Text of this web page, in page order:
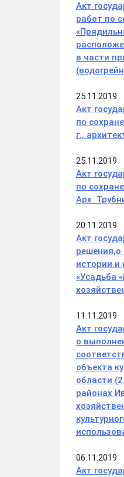
Акт
работ по
в части
25.11.2019
Акт
по
г.,
25.11.2019
Акт
по
Арх.
20.11.2019
Акт
решения,о
истории и
«Усадьба
11.11.2019
Акт
о
объекта
области
районах
06.11.2019
Акт